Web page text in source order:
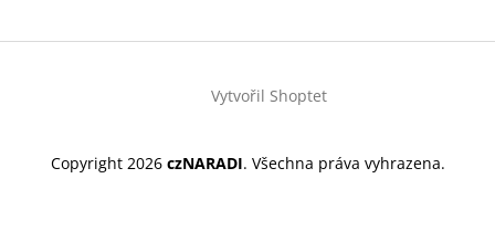
Vytvořil Shoptet
Copyright 2026 czNARADI. Všechna práva vyhrazena.